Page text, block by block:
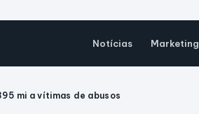
Notícias Marketing
mi a vítimas de abusos